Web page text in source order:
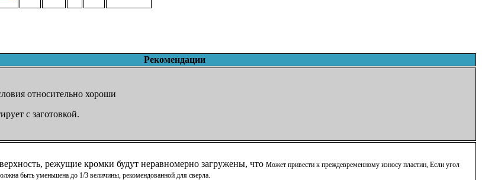
Рекомендации
относительно хороши
с заготовкой.
режущие кромки будут неравномерно загружены, что может привести к преждевременному износу пластин, Если угол
быть уменьшена до 1/3 величины, рекомендованной для сверла.